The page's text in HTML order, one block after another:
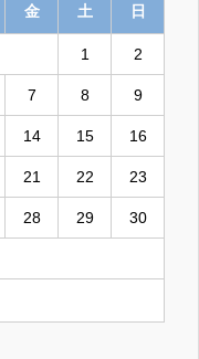
金 土 日
1 2
7 8 9
14 15 16
21 22 23
28 29 30